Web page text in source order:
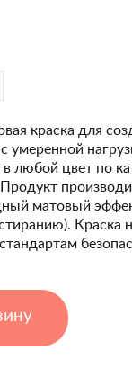
краска для
умеренной
любой цвет по
матовый
Краска